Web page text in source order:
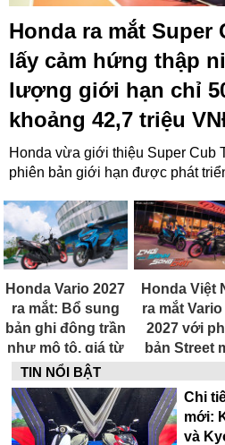
Honda ra mắt Super
lấy cảm hứng thập
lượng giới hạn chỉ
khoảng 42,7 triệu
Honda vừa giới thiệu Super Cub
phiên bản giới hạn được phát
Honda Vario 2027
ra mắt: Bổ sung
bản ghi đông trần
như mô tô, giá từ
42,69 triệu đồng
Honda Việt
ra mắt Vario
2027 với
bản Street
chuẩn
TIN NỔI BẬT
Chi
mới:
và